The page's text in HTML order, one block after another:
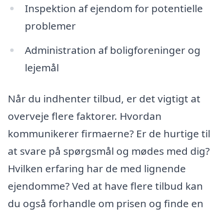
Inspektion af ejendom for potentielle
problemer
Administration af boligforeninger og
lejemål
Når du indhenter tilbud, er det vigtigt at
overveje flere faktorer. Hvordan
kommunikerer firmaerne? Er de hurtige til
at svare på spørgsmål og mødes med dig?
Hvilken erfaring har de med lignende
ejendomme? Ved at have flere tilbud kan
du også forhandle om prisen og finde en